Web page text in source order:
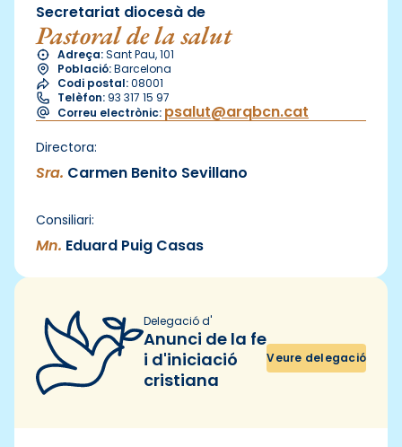
Secretariat diocesà de
Pastoral de la salut
Adreça:Sant Pau, 101
Població:Barcelona
Codi postal:08001
Telèfon: 93 317 15 97
Correu electrònic: psalut@arqbcn.cat
Directora:
Sra. Carmen Benito Sevillano
Consiliari:
Mn. Eduard Puig Casas
Delegació d'
Anunci de la fe
i d'iniciació
cristiana
Veure delegació